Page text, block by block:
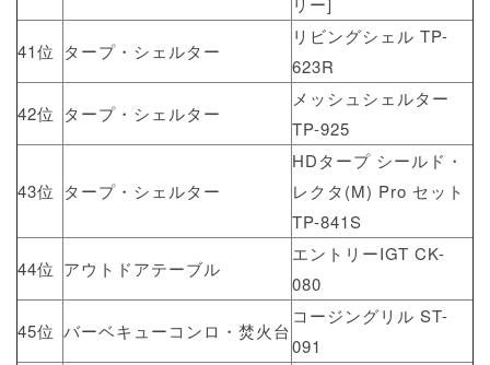
41位 タープ・シェルター
リビングシェル TP-
623R
42位 タープ・シェルター
メッシュシェルター
TP-925
43位 タープ・シェルター
HDタープ シールド・
レクタ(M) Pro セット
TP-841S
44位 アウトドアテーブル
エントリーIGT CK-
080
45位 バーベキューコンロ・焚火台
コージングリル ST-
091